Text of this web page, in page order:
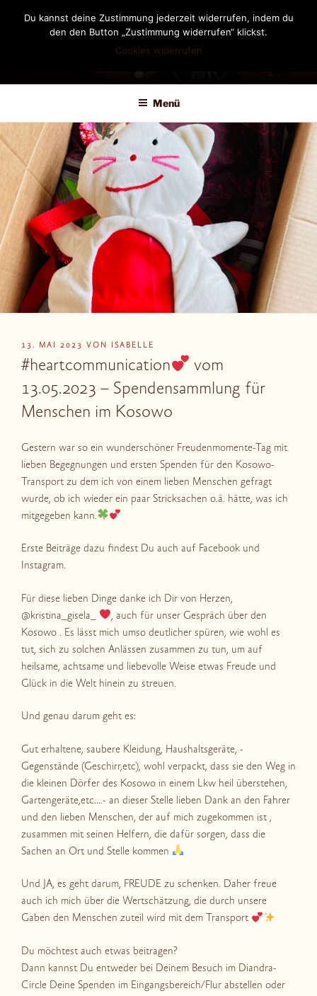
DIANDRA-CIRCLE
Menü
VERÖFFENTLICHT
AM
13. MAI 2023 VON ISABELLE
#heartcommunication
vom
13.05.2023 – Spendensammlung für
Menschen im Kosowo
Gestern war so ein wunderschöner Freudenmomente-Tag mit
lieben Begegnungen und ersten Spenden für den Kosowo-
Transport zu dem ich von einem lieben Menschen gefragt
wurde, ob ich wieder ein paar Stricksachen o.ä. hätte, was ich
mitgegeben kann.
Erste Beiträge dazu findest Du auch auf Facebook und
Instagram.
Für diese lieben Dinge danke ich Dir von Herzen,
@kristina_gisela_
, auch für unser Gespräch über den
Kosowo . Es lässt mich umso deutlicher spüren, wie wohl es
tut, sich zu solchen Anlässen zusammen zu tun, um auf
heilsame, achtsame und liebevolle Weise etwas Freude und
Glück in die Welt hinein zu streuen.
Und genau darum geht es:
Gut erhaltene, saubere Kleidung, Haushaltsgeräte, -
Gegenstände (Geschirr,etc), wohl verpackt, dass sie den Weg in
die kleinen Dörfer des Kosowo in einem Lkw heil überstehen,
Gartengeräte,etc….- an dieser Stelle lieben Dank an den Fahrer
und den lieben Menschen, der auf mich zugekommen ist ,
zusammen mit seinen Helfern, die dafür sorgen, dass die
Sachen an Ort und Stelle kommen
Und JA, es geht darum, FREUDE zu schenken. Daher freue
auch ich mich über die Wertschätzung, die durch unsere
Gaben den Menschen zuteil wird mit dem Transport
Du möchtest auch etwas beitragen?
Dann kannst Du entweder bei Deinem Besuch im Diandra-
Circle Deine Spenden im Eingangsbereich/Flur abstellen oder
Du kannst deine Zustimmung jederzeit widerrufen, indem du
den den Button „Zustimmung widerrufen“ klickst.
Cookies widerrufen